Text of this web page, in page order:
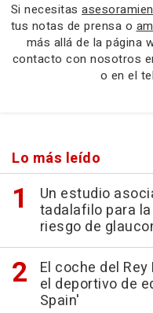
Si necesitas
tus notas de prensa o
más allá de la página
contacto con nosotros
o en el
Lo más leído
Un estudio
tadalafilo para
riesgo de
El coche del
el deportivo de
Spain'